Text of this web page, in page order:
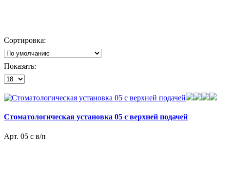
Сортировка:
Показать:
Стоматологическая установка 05 с верхней подачей
Арт. 05 с в/п